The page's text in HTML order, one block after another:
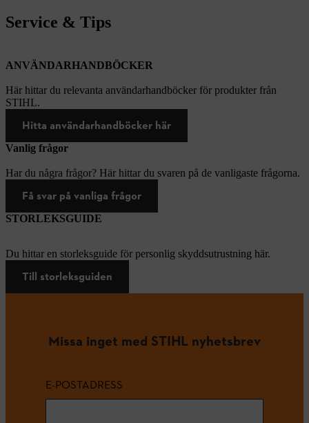
Service & Tips
ANVÄNDARHANDBÖCKER
Här hittar du relevanta användarhandböcker för produkter från
STIHL.
Hitta användarhandböcker här
Vanlig frågor
Har du några frågor? Här hittar du svaren på de vanligaste frågorna.
Få svar på vanliga frågor
STORLEKSGUIDE
Du hittar en storleksguide för personlig skyddsutrustning här.
Till storleksguiden
Missa inget med STIHL nyhetsbrev
E-POSTADRESS